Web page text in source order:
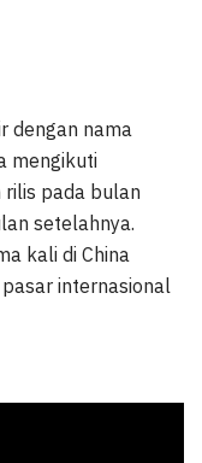
dengan nama
mengikuti
rilis pada bulan
setelahnya.
kali di China
internasional